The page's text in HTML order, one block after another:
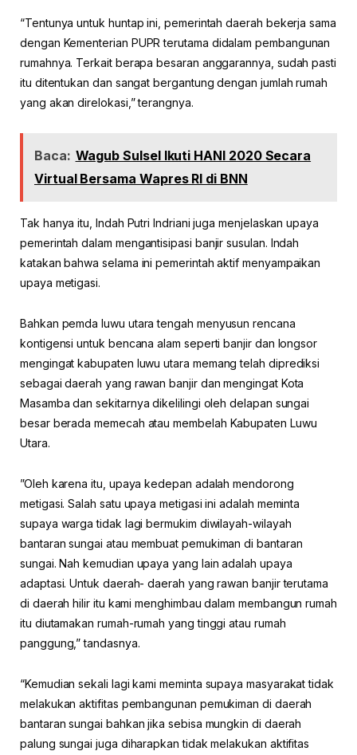
“Tentunya untuk huntap ini, pemerintah daerah bekerja sama
dengan Kementerian PUPR terutama didalam pembangunan
rumahnya. Terkait berapa besaran anggarannya, sudah pasti
itu ditentukan dan sangat bergantung dengan jumlah rumah
yang akan direlokasi,” terangnya.
Baca: Wagub Sulsel Ikuti HANI 2020 Secara
Virtual Bersama Wapres RI di BNN
Tak hanya itu, Indah Putri Indriani juga menjelaskan upaya
pemerintah dalam mengantisipasi banjir susulan. Indah
katakan bahwa selama ini pemerintah aktif menyampaikan
upaya metigasi.
Bahkan pemda luwu utara tengah menyusun rencana
kontigensi untuk bencana alam seperti banjir dan longsor
mengingat kabupaten luwu utara memang telah diprediksi
sebagai daerah yang rawan banjir dan mengingat Kota
Masamba dan sekitarnya dikelilingi oleh delapan sungai
besar berada memecah atau membelah Kabupaten Luwu
Utara.
”Oleh karena itu, upaya kedepan adalah mendorong
metigasi. Salah satu upaya metigasi ini adalah meminta
supaya warga tidak lagi bermukim diwilayah-wilayah
bantaran sungai atau membuat pemukiman di bantaran
sungai. Nah kemudian upaya yang lain adalah upaya
adaptasi. Untuk daerah- daerah yang rawan banjir terutama
di daerah hilir itu kami menghimbau dalam membangun rumah
itu diutamakan rumah-rumah yang tinggi atau rumah
panggung,” tandasnya.
“Kemudian sekali lagi kami meminta supaya masyarakat tidak
melakukan aktifitas pembangunan pemukiman di daerah
bantaran sungai bahkan jika sebisa mungkin di daerah
palung sungai juga diharapkan tidak melakukan aktifitas